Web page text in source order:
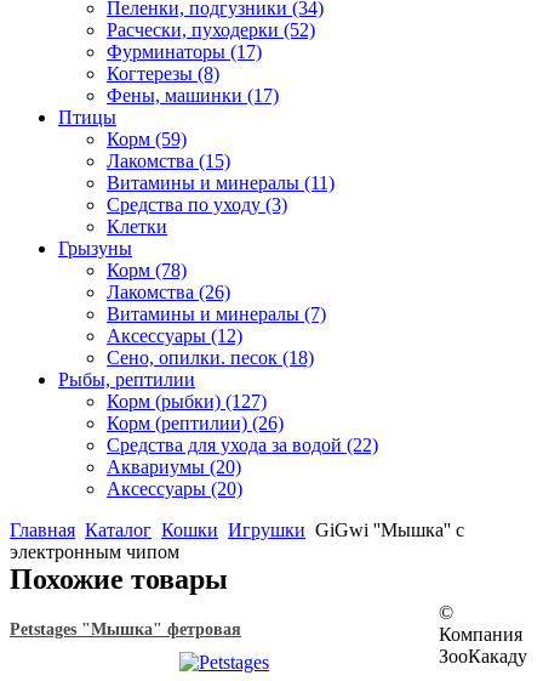
Пеленки, подгузники (34)
Расчески, пуходерки (52)
Фурминаторы (17)
Когтерезы (8)
Фены, машинки (17)
Птицы
Корм (59)
Лакомства (15)
Витамины и минералы (11)
Средства по уходу (3)
Клетки
Грызуны
Корм (78)
Лакомства (26)
Витамины и минералы (7)
Аксессуары (12)
Сено, опилки. песок (18)
Рыбы, рептилии
Корм (рыбки) (127)
Корм (рептилии) (26)
Средства для ухода за водой (22)
Аквариумы (20)
Аксессуары (20)
Главная Каталог Кошки Игрушки GiGwi ''Мышка'' с
электронным чипом
Похожие товары
Petstages "Мышка" фетровая
©
Компания
ЗооКакаду